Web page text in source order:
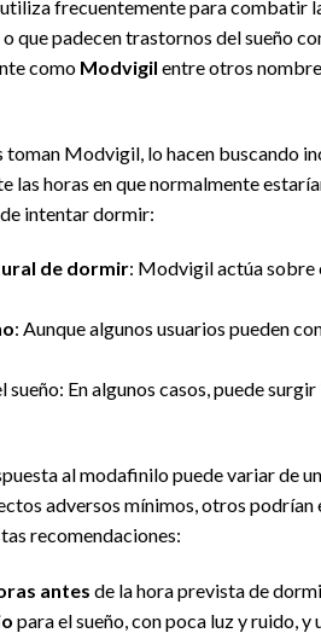
frecuentemente para combatir
que padecen trastornos del sueño
como Modvigil entre otros
Modvigil, lo hacen buscando
las horas en que normalmente
intentar dormir:
de dormir: Modvigil actúa sobre
: Aunque algunos usuarios pueden
En algunos casos, puede surgir
al modafinilo puede variar de
adversos mínimos, otros
recomendaciones:
antes de la hora prevista de
para el sueño, con poca luz y ruido,